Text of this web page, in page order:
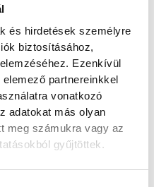
és hirdetések személyre
biztosításához,
Ezenkívül
partnereinkkel
vonatkozó
adatokat más olyan
meg számukra vagy az
gyűjtöttek.